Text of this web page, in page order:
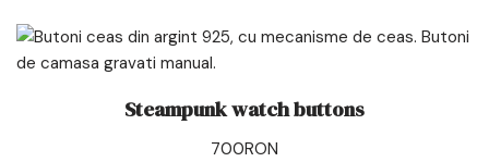
Steampunk watch buttons
700RON